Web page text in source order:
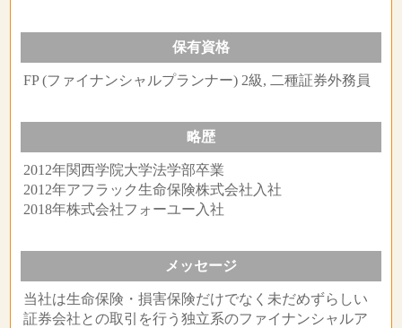
保有資格
FP (ファイナンシャルプランナー) 2級, 二種証券外務員
略歴
2012年関西学院大学法学部卒業
2012年アフラック生命保険株式会社入社
2018年株式会社フォーユー入社
メッセージ
当社は生命保険・損害保険だけでなく未だめずらしい
証券会社との取引を行う独立系のファイナンシャルア